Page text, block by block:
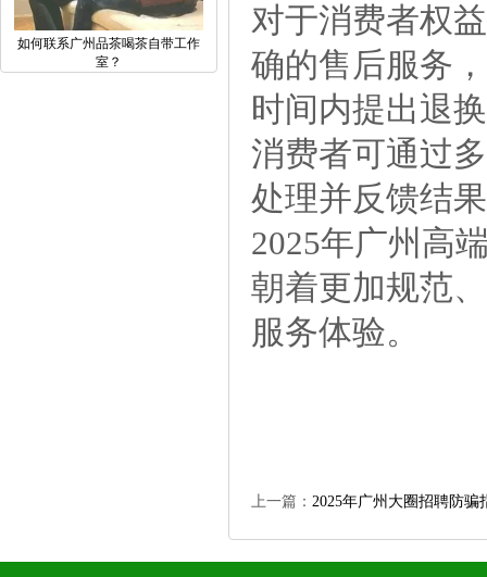
如何联系广州品茶喝茶自带工作
室？
对于消费者权
确的售后服务
时间内提出退
消费者可通过
处理并反馈结
2025年广州高
朝着更加规范
服务体验。
上一篇： 2025年广州大圈招聘防骗